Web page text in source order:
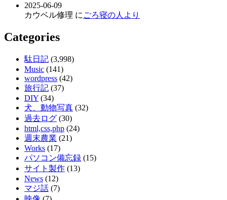
2025-06-09
カウベル修理 に ごろ寝の人より
Categories
駄日記 (3,998)
Music (141)
wordpress (42)
旅行記 (37)
DIY (34)
犬、動物写真 (32)
過去ログ (30)
html,css,php (24)
週末農業 (21)
Works (17)
パソコン備忘録 (15)
サイト製作 (13)
News (12)
マジ話 (7)